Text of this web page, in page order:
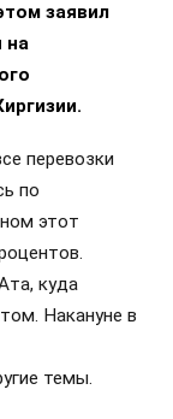
заявил
на
перевозки
по
этот
куда
Накануне в
темы.